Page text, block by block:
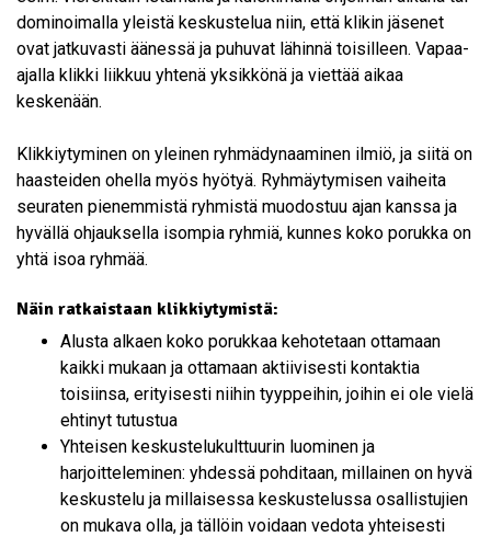
dominoimalla yleistä keskustelua niin, että klikin jäsenet
ovat jatkuvasti äänessä ja puhuvat lähinnä toisilleen. Vapaa-
ajalla klikki liikkuu yhtenä yksikkönä ja viettää aikaa
keskenään.
Klikkiytyminen on yleinen ryhmädynaaminen ilmiö, ja siitä on
haasteiden ohella myös hyötyä. Ryhmäytymisen vaiheita
seuraten pienemmistä ryhmistä muodostuu ajan kanssa ja
hyvällä ohjauksella isompia ryhmiä, kunnes koko porukka on
yhtä isoa ryhmää.
Näin ratkaistaan klikkiytymistä:
Alusta alkaen koko porukkaa kehotetaan ottamaan
kaikki mukaan ja ottamaan aktiivisesti kontaktia
toisiinsa, erityisesti niihin tyyppeihin, joihin ei ole vielä
ehtinyt tutustua
Yhteisen keskustelukulttuurin luominen ja
harjoitteleminen: yhdessä pohditaan, millainen on hyvä
keskustelu ja millaisessa keskustelussa osallistujien
on mukava olla, ja tällöin voidaan vedota yhteisesti